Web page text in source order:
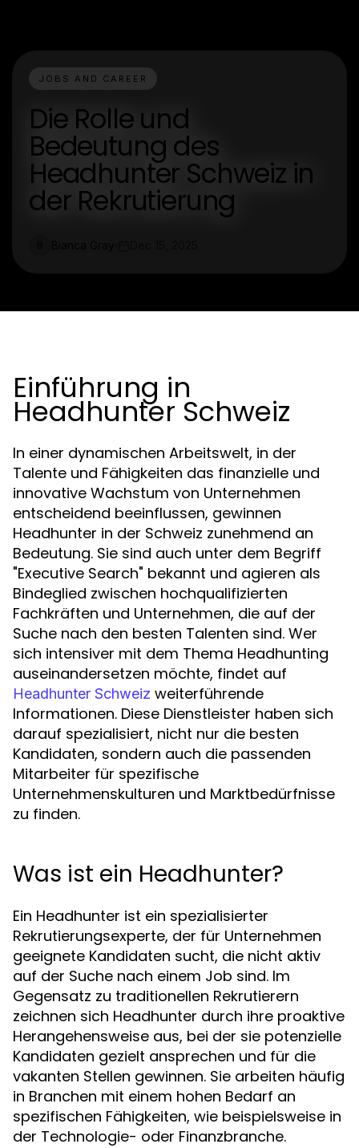
JOBS AND CAREER
Die Rolle und
Bedeutung des
Headhunter Schweiz in
der Rekrutierung
Einführung in
Headhunter Schweiz
In einer dynamischen Arbeitswelt, in der
Talente und Fähigkeiten das finanzielle und
innovative Wachstum von Unternehmen
entscheidend beeinflussen, gewinnen
Headhunter in der Schweiz zunehmend an
Bedeutung. Sie sind auch unter dem Begriff
"Executive Search" bekannt und agieren als
Bindeglied zwischen hochqualifizierten
Fachkräften und Unternehmen, die auf der
Suche nach den besten Talenten sind. Wer
sich intensiver mit dem Thema Headhunting
auseinandersetzen möchte, findet auf
Headhunter Schweiz weiterführende
Informationen. Diese Dienstleister haben sich
darauf spezialisiert, nicht nur die besten
Kandidaten, sondern auch die passenden
Mitarbeiter für spezifische
Unternehmenskulturen und Marktbedürfnisse
zu finden.
Was ist ein Headhunter?
Ein Headhunter ist ein spezialisierter
Rekrutierungsexperte, der für Unternehmen
geeignete Kandidaten sucht, die nicht aktiv
auf der Suche nach einem Job sind. Im
Gegensatz zu traditionellen Rekrutierern
zeichnen sich Headhunter durch ihre proaktive
Herangehensweise aus, bei der sie potenzielle
Kandidaten gezielt ansprechen und für die
vakanten Stellen gewinnen. Sie arbeiten häufig
in Branchen mit einem hohen Bedarf an
spezifischen Fähigkeiten, wie beispielsweise in
der Technologie- oder Finanzbranche.